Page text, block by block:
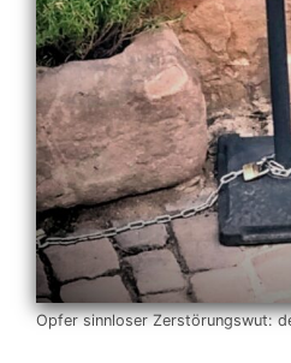
Op­fer sinn­lo­ser Zer­stö­rungs­wut: